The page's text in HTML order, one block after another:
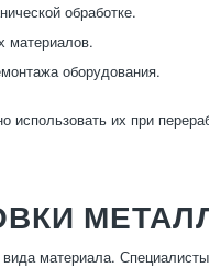
обработке.
материалов.
оборудования.
их при
материала.